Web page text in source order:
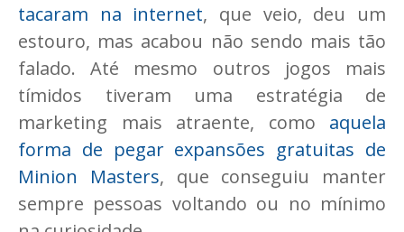
tacaram na internet, que veio, deu um
estouro, mas acabou não sendo mais tão
falado. Até mesmo outros jogos mais
tímidos tiveram uma estratégia de
marketing mais atraente, como aquela
forma de pegar expansões gratuitas de
Minion Masters, que conseguiu manter
sempre pessoas voltando ou no mínimo